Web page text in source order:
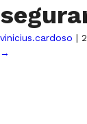
vinicius.cardoso |
→